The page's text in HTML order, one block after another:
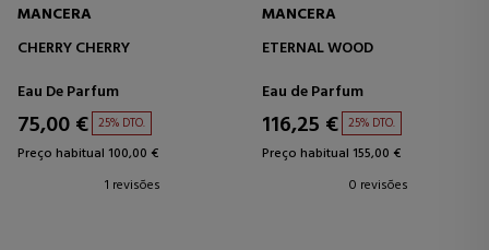
MANCERA
CHERRY CHERRY
Eau De Parfum
75,00 € 25% DTO.
Preço habitual 100,00 €
1 revisões
MANCERA
ETERNAL WOOD
Eau de Parfum
116,25 € 25% DTO.
Preço habitual 155,00 €
0 revisões